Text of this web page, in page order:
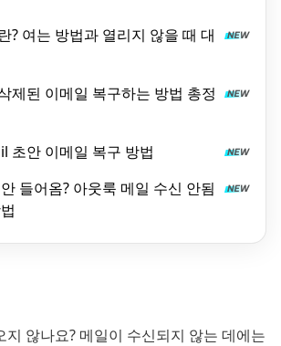
? 여는 방법과 열리지 않을 때 대
제된 이메일 복구하는 방법 총정
초안 이메일 복구 방법
들어옴​? 아웃룩 메일 수신 안됨
않나요? 메일이 수신되지 않는 데에는